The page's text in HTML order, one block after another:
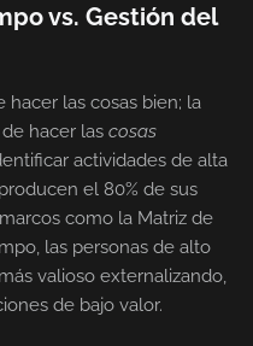
vs. Gestión del
las cosas bien; la
hacer las cosas
actividades de alta
el 80% de sus
como la Matriz de
las personas de alto
valioso externalizando,
de bajo valor.